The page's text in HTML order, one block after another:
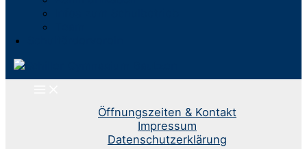
Öffnungszeiten & Kontakt
Impressum
Datenschutzerklärung